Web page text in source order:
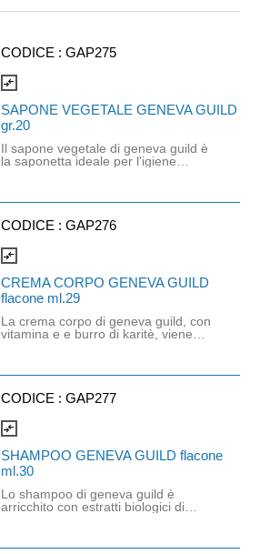
CODICE :GAP275
compare_arrows
SAPONE VEGETALE GENEVA GUILD
gr.20
Il sapone vegetale di geneva guild è
la saponetta ideale per l'igiene
su tutto il corpo, lasciando la pelle
Dermatologicamente testato per il
CODICE :GAP276
compare_arrows
CREMA CORPO GENEVA GUILD
flacone ml.29
La crema corpo di geneva guild, con
vitamina e e burro di karitè, viene
morbidezza e un'idratazione
CODICE :GAP277
compare_arrows
SHAMPOO GENEVA GUILD flacone
ml.30
Lo shampoo di geneva guild è
arricchito con estratti biologici di
e mantenere i capelli sempre in